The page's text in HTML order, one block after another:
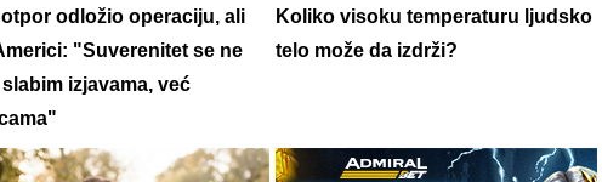
odložio operaciju, ali
"Suverenitet se ne
izjavama, već
Koliko visoku temperaturu ljudsko
telo može da izdrži?